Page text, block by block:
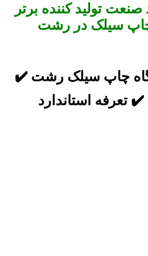
تولید کننده برتر
سیلک در رشت
چاپ سیلک رشت ✔️